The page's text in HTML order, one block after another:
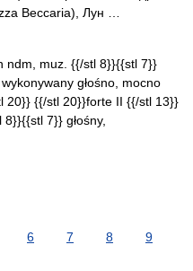
Beccaria), Лун …
muz. {{/stl 8}}{{stl 7}}
głośno, mocno
20}} {{/stl 20}}forte II {{/stl 13}}
7}} głośny,
6 7 8
9